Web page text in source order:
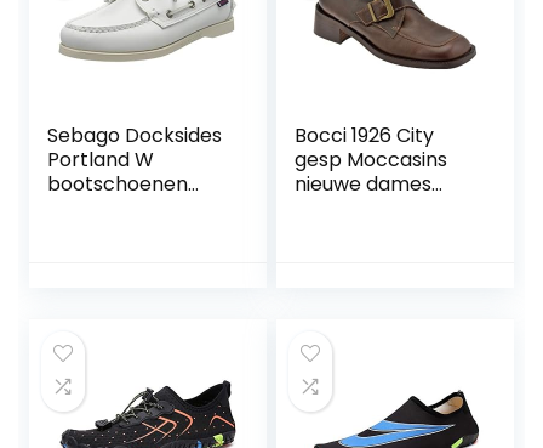
Sebago Docksides
Portland W
bootschoenen
Bocci 1926 City
gesp Moccasins
nieuwe dames